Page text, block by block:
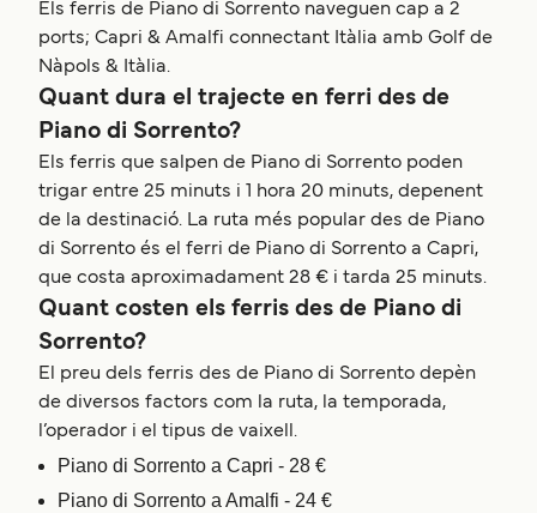
Els ferris de Piano di Sorrento naveguen cap a 2
ports; Capri & Amalfi connectant Itàlia amb Golf de
Nàpols & Itàlia.
Quant dura el trajecte en ferri des de
Piano di Sorrento?
Els ferris que salpen de Piano di Sorrento poden
trigar entre 25 minuts i 1 hora 20 minuts, depenent
de la destinació. La ruta més popular des de Piano
di Sorrento és el ferri de Piano di Sorrento a Capri,
que costa aproximadament 28 € i tarda 25 minuts.
Quant costen els ferris des de Piano di
Sorrento?
El preu dels ferris des de Piano di Sorrento depèn
de diversos factors com la ruta, la temporada,
l’operador i el tipus de vaixell.
Piano di Sorrento a Capri - 28 €
Piano di Sorrento a Amalfi - 24 €